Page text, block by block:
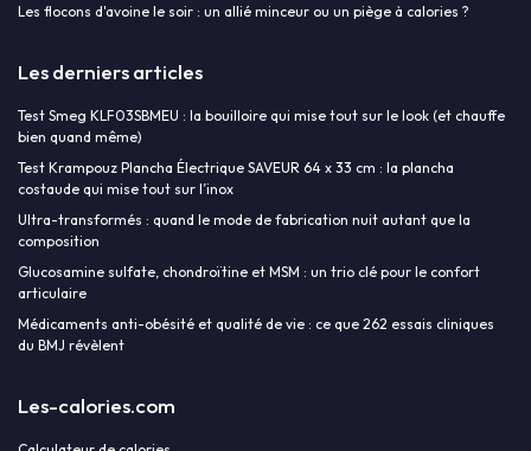
Les flocons d'avoine le soir : un allié minceur ou un piège à calories ?
Les derniers articles
Test Smeg KLF03SBMEU : la bouilloire qui mise tout sur le look (et chauffe
bien quand même)
Test Krampouz Plancha Électrique SAVEUR 64 x 33 cm : la plancha
costaude qui mise tout sur l’inox
Ultra-transformés : quand le mode de fabrication nuit autant que la
composition
Glucosamine sulfate, chondroïtine et MSM : un trio clé pour le confort
articulaire
Médicaments anti-obésité et qualité de vie : ce que 262 essais cliniques
du BMJ révèlent
Les-calories.com